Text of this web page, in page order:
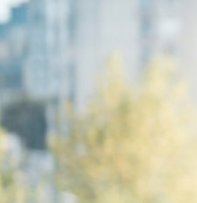
bout en bout pour le
équipes IT.